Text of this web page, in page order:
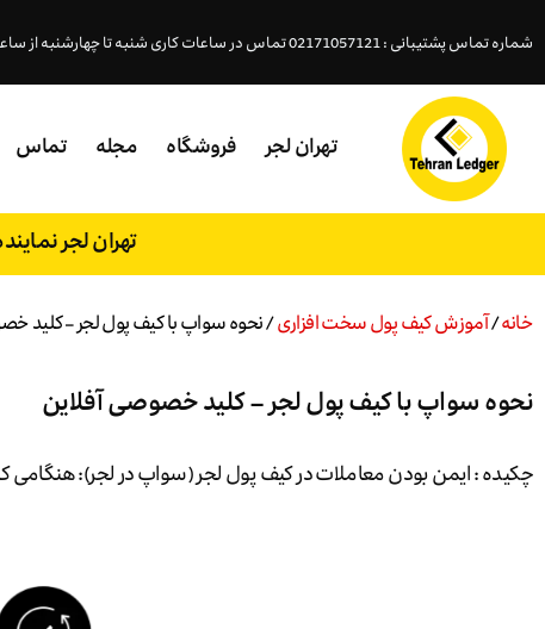
شماره تماس پشتیبانی : 02171057121 تماس در ساعات کاری شنبه تا چهارشنبه از ساعت ( 18- 9:45 )پنجشنبه (15 - 9:45 )
تهران لجر فروشگاه مجله تماس
تهران لجر
خانه/ آموزش کیف پول سخت افزاری/ نحوه سواپ با کیف پول لجر – کلید
نحوه سواپ با کیف پول لجر – کلید خصوصی آفلاین
چکیده : ایمن بودن معاملات در کیف پول لجر (سواپ در لجر): هنگامی که